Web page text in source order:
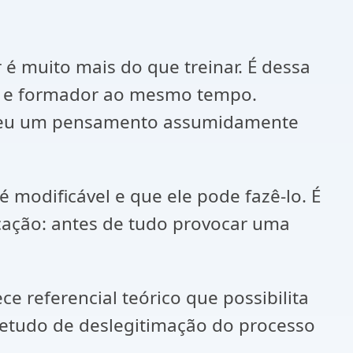
muito mais do que treinar. É dessa
formador ao mesmo tempo.
um pensamento assumidamente
e que ele pode fazê-lo. É
antes de tudo provocar uma
referencial teórico que possibilita
de deslegitimação do processo